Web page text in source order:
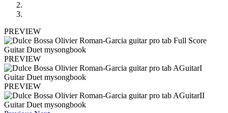
PREVIEW
PREVIEW
PREVIEW